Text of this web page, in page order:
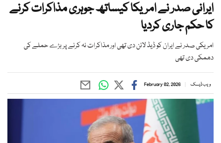
ایرانی صدر نے امریکا کیساتھ جوہری مذاکرات کرنے
کا حکم جاری کردیا
امریکی صدر نے ایران کو ڈیڈ لائن دی تھی اور مذاکرات نہ کرنے پر بڑے حملے کی
دھمکی دی تھی
ویب ڈیسک February 02, 2026